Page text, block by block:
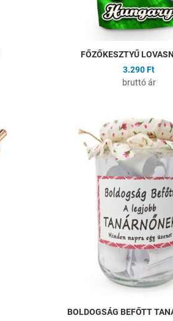
FŐZŐKESZTYŰ
3.290 Ft
bruttó ár
Hozzáadás a kívánságlistához
Összehasonlítás
BOLDOGSÁG BEFŐTT